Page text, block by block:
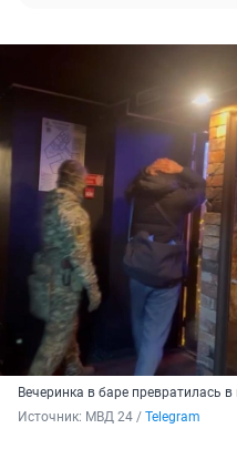
Вечеринка в баре превратилась
Источник: МВД 24 / Telegram